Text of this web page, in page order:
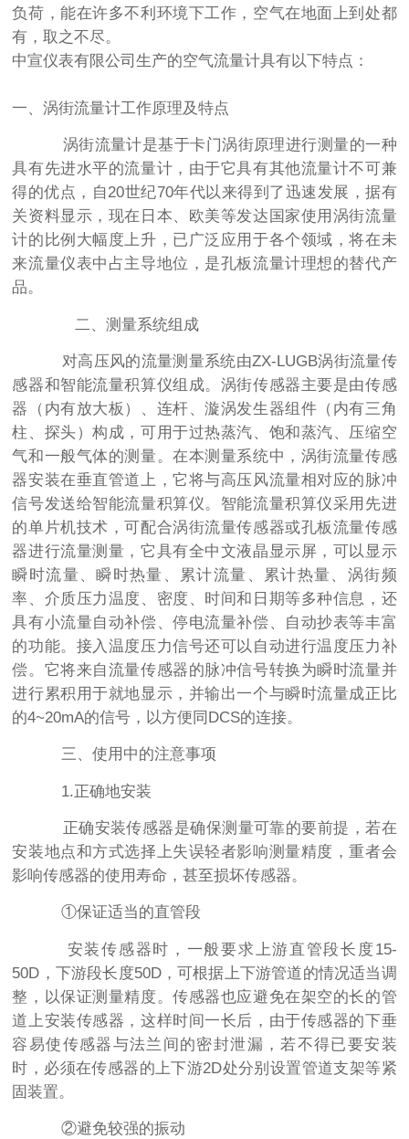
负荷，能在许多不利环境下工作，空气在地面上到处都
有，取之不尽。
中宣仪表有限公司生产的空气流量计具有以下特点：
一、涡街流量计工作原理及特点
涡街流量计是基于卡门涡街原理进行测量的一种
具有先进水平的流量计，由于它具有其他流量计不可兼
得的优点，自20世纪70年代以来得到了迅速发展，据有
关资料显示，现在日本、欧美等发达国家使用涡街流量
计的比例大幅度上升，已广泛应用于各个领域，将在未
来流量仪表中占主导地位，是孔板流量计理想的替代产
品。
二、测量系统组成
对高压风的流量测量系统由ZX-LUGB涡街流量传
感器和智能流量积算仪组成。涡街传感器主要是由传感
器（内有放大板）、连杆、漩涡发生器组件（内有三角
柱、探头）构成，可用于过热蒸汽、饱和蒸汽、压缩空
气和一般气体的测量。在本测量系统中，涡街流量传感
器安装在垂直管道上，它将与高压风流量相对应的脉冲
信号发送给智能流量积算仪。智能流量积算仪采用先进
的单片机技术，可配合涡街流量传感器或孔板流量传感
器进行流量测量，它具有全中文液晶显示屏，可以显示
瞬时流量、瞬时热量、累计流量、累计热量、涡街频
率、介质压力温度、密度、时间和日期等多种信息，还
具有小流量自动补偿、停电流量补偿、自动抄表等丰富
的功能。接入温度压力信号还可以自动进行温度压力补
偿。它将来自流量传感器的脉冲信号转换为瞬时流量并
进行累积用于就地显示，并输出一个与瞬时流量成正比
的4~20mA的信号，以方便同DCS的连接。
三、使用中的注意事项
1.正确地安装
正确安装传感器是确保测量可靠的要前提，若在
安装地点和方式选择上失误轻者影响测量精度，重者会
影响传感器的使用寿命，甚至损坏传感器。
①保证适当的直管段
安装传感器时，一般要求上游直管段长度15-
50D，下游段长度50D，可根据上下游管道的情况适当调
整，以保证测量精度。传感器也应避免在架空的长的管
道上安装传感器，这样时间一长后，由于传感器的下垂
容易使传感器与法兰间的密封泄漏，若不得已要安装
时，必须在传感器的上下游2D处分别设置管道支架等紧
固装置。
②避免较强的振动